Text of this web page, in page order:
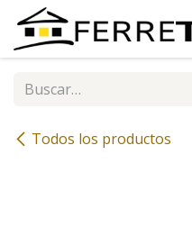
Ir al contenido
Todos los productos